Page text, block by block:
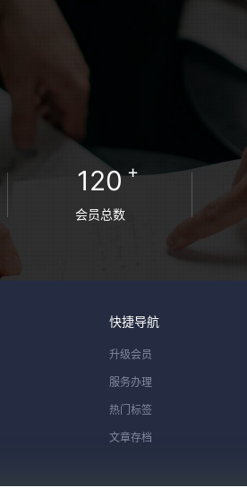
120+
会员总数
快捷导航
升级会员
服务办理
热门标签
文章存档